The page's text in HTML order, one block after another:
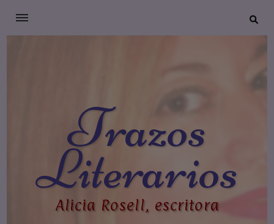
Trazos
Literarios
Alicia Rosell, escritora